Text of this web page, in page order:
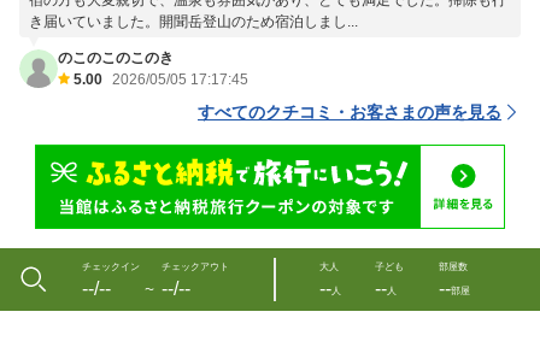
き届いていました。開聞岳登山のため宿泊しまし...
のこのこのこのき
5.00 2026/05/05 17:17:45
すべてのクチコミ・お客さまの声を見る
チェックイン
--/-- 〜
チェックアウト
--/--
大人
--人
子ども
--人
部屋数
--部屋